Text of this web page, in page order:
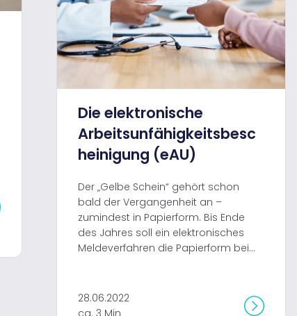
Die elektronische
Arbeitsunfähigkeitsbesc
heinigung (eAU)
Der „Gelbe Schein“ gehört schon
bald der Vergangenheit an –
zumindest in Papierform. Bis Ende
des Jahres soll ein elektronisches
Meldeverfahren die Papierform bei...
28.06.2022